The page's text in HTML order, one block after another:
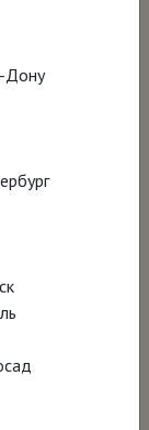
участия
не
самых
ХХ века:
А №1»
за
и
Дону